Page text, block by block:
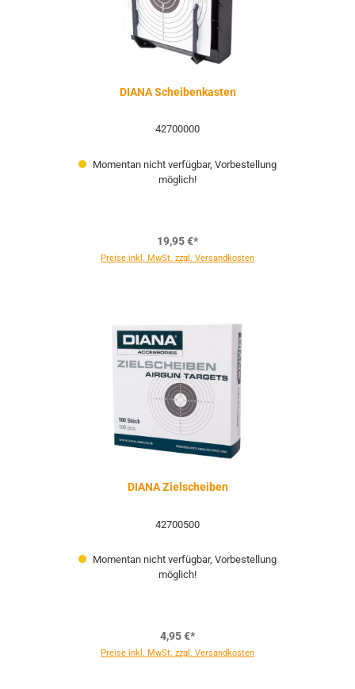
DIANA Scheibenkasten
42700000
Momentan nicht verfügbar, Vorbestellung
möglich!
19,95 €*
Preise inkl. MwSt. zzgl. Versandkosten
DIANA Zielscheiben
42700500
Momentan nicht verfügbar, Vorbestellung
möglich!
4,95 €*
Preise inkl. MwSt. zzgl. Versandkosten